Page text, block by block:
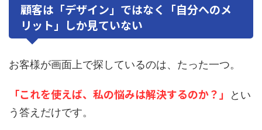
顧客は「デザイン」ではなく「自分へのメ
リット」しか見ていない
お客様が画面上で探しているのは、たった一つ。
「これを使えば、私の悩みは解決するのか？」
とい
う答えだけです。